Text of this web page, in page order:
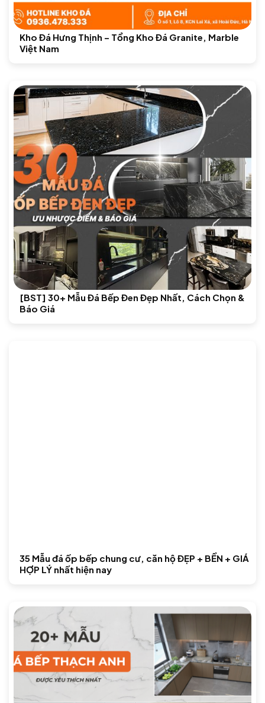
Kho Đá Hưng Thịnh – Tổng Kho Đá Granite, Marble
Việt Nam
[BST] 30+ Mẫu Đá Bếp Đen Đẹp Nhất, Cách Chọn &
Báo Giá
35 Mẫu đá ốp bếp chung cư, căn hộ ĐẸP + BỀN + GIÁ
HỢP LÝ nhất hiện nay